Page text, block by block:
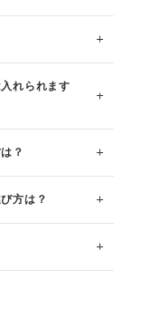
。(デザイン
を頂く場合が
も結婚式の
たします。有
と言われてお
よって価格が
び方のポイン
れられます
ております。
き、入る文字
7号の場
す。
？
はプラチナで
は、希少性が
、愛の証であ
ます。
方は？
いてお伝えし